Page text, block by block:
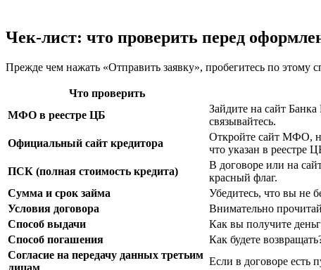
Чек-лист: что проверить перед
Прежде чем нажать «Отправить заявку», пробегитесь по этому
Что проверить
МФО в реестре ЦБ
Зайдите на сайт
связывайтесь.
Официальный сайт кредитора
Откройте сайт МФО,
что указан в реестре
ПСК (полная стоимость кредита)
В договоре или на
красный флаг.
Сумма и срок займа
Убедитесь, что вы не
Условия договора
Внимательно
Способ выдачи
Как вы получите
Способ погашения
Как будете
Согласие на передачу данных третьим
лицам
Если в договоре есть